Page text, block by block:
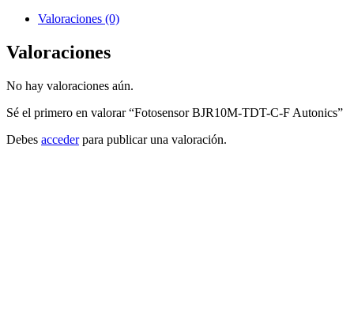
Valoraciones (0)
Valoraciones
No hay valoraciones aún.
Sé el primero en valorar “Fotosensor BJR10M-TDT-C-F Autonics”
Debes accederpara publicar una valoración.